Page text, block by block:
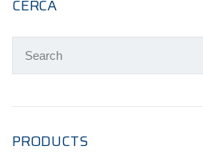
CERCA
PRODUCTS